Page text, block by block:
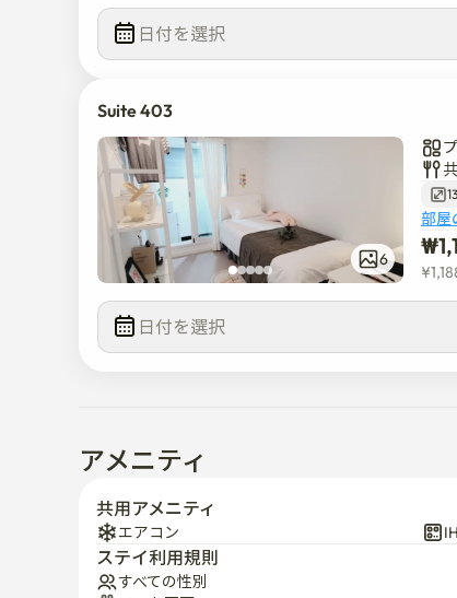
蚕室ロッテワールドモール行きです
- 地下鉄2号線 5駅
- バスや地下鉄で約25~28分です。
2. 宿泊施設詳細
1) 主要条件
- 短期滞在可能(1ヶ月)
- 部屋代以外の追加費用は発生しません
- 家賃:78万ウォン~100万ウォン[★前払い]
** エレベーターはありません
- プライベートバスルーム&シャワールーム
- 個別電子機器
: エアコン、ヒーター、LGドラム洗濯機、乾
- 高級机兼ハンガー
- 個別高速インターネット
- スタジオと同じ防音壁工事(耐火工事)です
Suite 403
6
部屋
₩
¥
アメニティ
共用アメニティ
エアコン
ステイ利用規則
すべての性別